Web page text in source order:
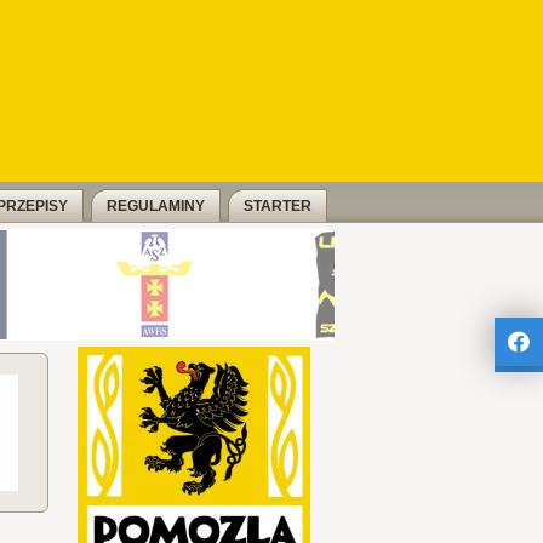
REGULAMINY STARTER